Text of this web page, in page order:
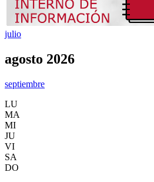
julio
agosto 2026
septiembre
LU
MA
MI
JU
VI
SA
DO